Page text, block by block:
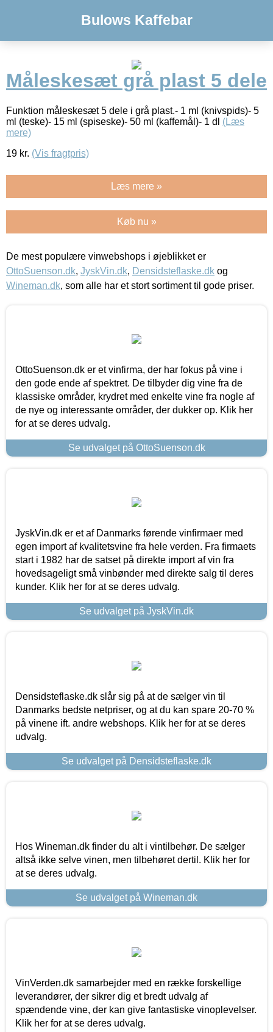
Bulows Kaffebar
Måleskesæt grå plast 5 dele
Funktion måleskesæt 5 dele i grå plast.- 1 ml (knivspids)- 5
ml (teske)- 15 ml (spiseske)- 50 ml (kaffemål)- 1 dl (Læs
mere)
19 kr. (Vis fragtpris)
Læs mere »
Køb nu »
De mest populære vinwebshops i øjeblikket er
OttoSuenson.dk, JyskVin.dk, Densidsteflaske.dk og
Wineman.dk, som alle har et stort sortiment til gode priser.
OttoSuenson.dk er et vinfirma, der har fokus på vine i
den gode ende af spektret. De tilbyder dig vine fra de
klassiske områder, krydret med enkelte vine fra nogle af
de nye og interessante områder, der dukker op. Klik her
for at se deres udvalg.
Se udvalget på OttoSuenson.dk
JyskVin.dk er et af Danmarks førende vinfirmaer med
egen import af kvalitetsvine fra hele verden. Fra firmaets
start i 1982 har de satset på direkte import af vin fra
hovedsageligt små vinbønder med direkte salg til deres
kunder. Klik her for at se deres udvalg.
Se udvalget på JyskVin.dk
Densidsteflaske.dk slår sig på at de sælger vin til
Danmarks bedste netpriser, og at du kan spare 20-70 %
på vinene ift. andre webshops. Klik her for at se deres
udvalg.
Se udvalget på Densidsteflaske.dk
Hos Wineman.dk finder du alt i vintilbehør. De sælger
altså ikke selve vinen, men tilbehøret dertil. Klik her for
at se deres udvalg.
Se udvalget på Wineman.dk
VinVerden.dk samarbejder med en række forskellige
leverandører, der sikrer dig et bredt udvalg af
spændende vine, der kan give fantastiske vinoplevelser.
Klik her for at se deres udvalg.